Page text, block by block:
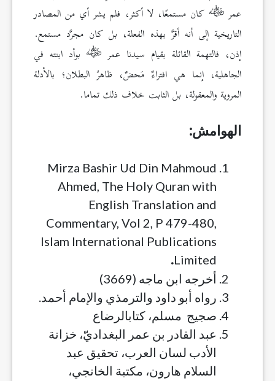
عمر
كان مستمعًا، لا أكثر، فلم يشر أي من المصادر
التاريخية إلى أنه أقرَّ بهذه الفعلة، بل كان مجرَّد مستمع.
إذن، فالتهمة القائلة بقيام سيدنا عمر
بوأد ابنته في
الجاهلية، إنما هي افتراءٌ مَحضٌ، ظاهرُ البطلان؛ بالأدلة
المروية والمعقولة، بل الثابت خلاف ذلك تماما.
الهوامش:
Mirza Bashir Ud Din Mahmoud
Ahmed, The Holy Quran with
English Translation and
Commentary, Vol 2, P 479-480,
Islam International Publications
Limited
.
أخرجه ابن ماجه (3669)
رواه أبو داود والترمذي والإمام أحمد.
صجيج مسلم، كتابالرضاع
عبد القادر بن عمر البغداديّ، خزانة
الأدب لسان العرب، تحقيق عبد
السلام هارون، مكتبة الخانجي،